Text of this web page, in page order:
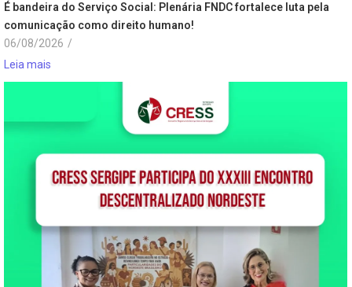
É bandeira do Serviço Social: Plenária FNDC fortalece luta pela
comunicação como direito humano!
06/08/2026 /
Leia mais